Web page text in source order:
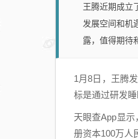
王腾近期成立
发展空间和机
露，值得期待
1月8日，王腾
标是通过研发
天眼查App显
册资本100万人